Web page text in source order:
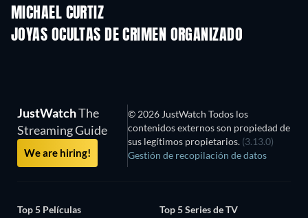
MICHAEL CURTIZ
JOYAS OCULTAS DE CRIMEN ORGANIZADO
JustWatchThe
Streaming Guide
We are hiring!
© 2026 JustWatch Todos los
contenidos externos son propiedad de
sus legítimos propietarios. (3.13.0)
Gestión de recopilación de datos
Top 5 Películas
Top 5 Series de TV